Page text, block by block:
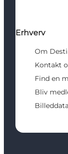
Erhverv
Om
Kontakt
Find en
Bliv